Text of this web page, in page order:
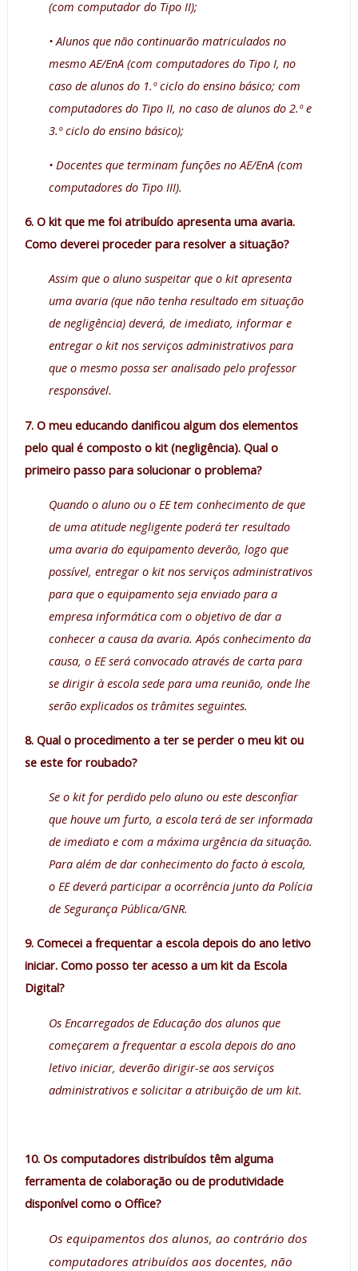
(com computador do Tipo II);
• Alunos que não continuarão matriculados no
mesmo AE/EnA (com computadores do Tipo I, no
caso de alunos do 1.º ciclo do ensino básico; com
computadores do Tipo II, no caso de alunos do 2.º e
3.º ciclo do ensino básico);
• Docentes que terminam funções no AE/EnA (com
computadores do Tipo III).
6. O kit que me foi atribuído apresenta uma avaria.
Como deverei proceder para resolver a situação?
Assim que o aluno suspeitar que o kit apresenta
uma avaria (que não tenha resultado em situação
de negligência) deverá, de imediato, informar e
entregar o kit nos serviços administrativos para
que o mesmo possa ser analisado pelo professor
responsável.
7. O meu educando danificou algum dos elementos
pelo qual é composto o kit (negligência). Qual o
primeiro passo para solucionar o problema?
Quando o aluno ou o EE tem conhecimento de que
de uma atitude negligente poderá ter resultado
uma avaria do equipamento deverão, logo que
possível, entregar o kit nos serviços administrativos
para que o equipamento seja enviado para a
empresa informática com o objetivo de dar a
conhecer a causa da avaria. Após conhecimento da
causa, o EE será convocado através de carta para
se dirigir à escola sede para uma reunião, onde lhe
serão explicados os trâmites seguintes.
8. Qual o procedimento a ter se perder o meu kit ou
se este for roubado?
Se o kit for perdido pelo aluno ou este desconfiar
que houve um furto, a escola terá de ser informada
de imediato e com a máxima urgência da situação.
Para além de dar conhecimento do facto à escola,
o EE deverá participar a ocorrência junto da Polícia
de Segurança Pública/GNR.
9. Comecei a frequentar a escola depois do ano letivo
iniciar. Como posso ter acesso a um kit da Escola
Digital?
Os Encarregados de Educação dos alunos que
começarem a frequentar a escola depois do ano
letivo iniciar, deverão dirigir-se aos serviços
administrativos e solicitar a atribuição de um kit.
10. Os computadores distribuídos têm alguma
ferramenta de colaboração ou de produtividade
disponível como o Office?
Os equipamentos dos alunos, ao contrário dos
computadores atribuídos aos docentes, não